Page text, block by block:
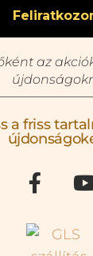
az
a friss